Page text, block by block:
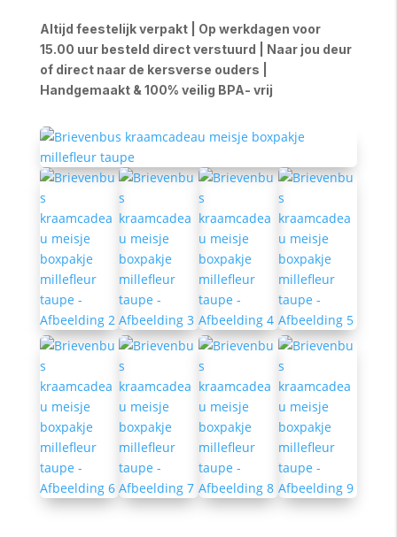
Altijd feestelijk verpakt | Op werkdagen voor
15.00 uur besteld direct verstuurd | Naar jou deur
of direct naar de kersverse ouders |
Handgemaakt & 100% veilig BPA- vrij